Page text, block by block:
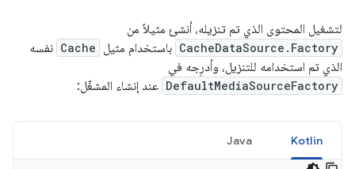
لتشغيل المحتوى الذي تم تنزيله، أنشئ مثيلاً من
CacheDataSource.Factory باستخدام مثيل Cache نفسه
الذي تم استخدامه للتنزيل، وأدرِجه في
DefaultMediaSourceFactory عند إنشاء المشغّل:
Kotlin
Java